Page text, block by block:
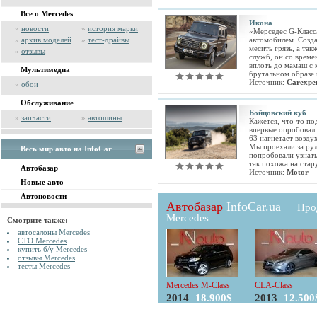
Все о Mercedes
» новости » история марки
» архив моделей » тест-драйвы
» отзывы
Мультимедиа
» обои
Обслуживание
» запчасти » автошины
Весь мир авто на InfoCar
Автобазар
Новые авто
Автоновости
Смотрите также:
автосалоны Mercedes
СТО Mercedes
купить б/у Mercedes
отзывы Mercedes
тесты Mercedes
Икона
«Мерседес G-
автомобилем.
месить грязь, а
служб, он со
вплоть до мамаш с
брутальном
Источник:
Бойцовский куб
Кажется, что-то
впервые опробовал
63 нагнетает
Мы проехали за
попробовали
так похожа на
Источник: Motor
Автобазар InfoCar.ua
Mercedes
Mercedes M-Class
2014 18.900$
CLA-Class
2013